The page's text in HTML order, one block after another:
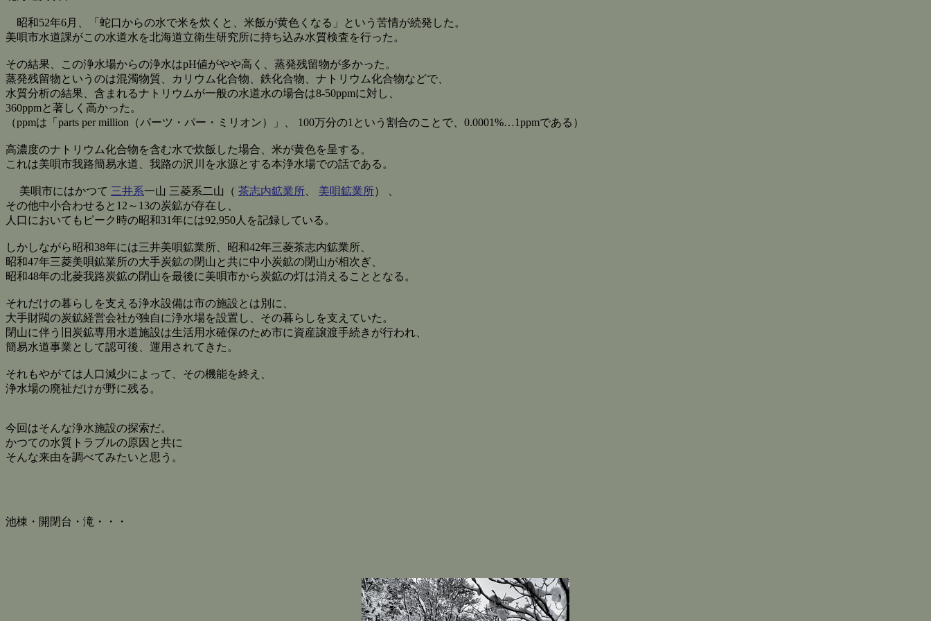
昭和52年6月、「蛇口からの水で米を炊くと、米飯が黄色くなる」という苦情が続発した。
美唄市水道課がこの水道水を北海道立衛生研究所に持ち込み水質検査を行った。
その結果、この浄水場からの浄水はpH値がやや高く、蒸発残留物が多かった。
蒸発残留物というのは混濁物質、カリウム化合物、鉄化合物、ナトリウム化合物などで、
水質分析の結果、含まれるナトリウムが一般の水道水の場合は8-50ppmに対し、
360ppmと著しく高かった。
（ppmは「parts per million（パーツ・パー・ミリオン）」、 100万分の1という割合のことで、0.0001%…1ppmである）
高濃度のナトリウム化合物を含む水で炊飯した場合、米が黄色を呈する。
これは美唄市我路簡易水道、我路の沢川を水源とする本浄水場での話である。
美唄市にはかつて 三井系一山 三菱系二山（ 茶志内鉱業所 美唄鉱業所） 、
その他中小合わせると12～13の炭鉱が存在し、
人口においてもピーク時の昭和31年には92,950人を記録している。
しかしながら昭和38年には三井美唄鉱業所、昭和42年三菱茶志内鉱業所、
昭和47年三菱美唄鉱業所の大手炭鉱の閉山と共に中小炭鉱の閉山が相次ぎ、
昭和48年の北菱我路炭鉱の閉山を最後に美唄市から炭鉱の灯は消えることとなる。
それだけの暮らしを支える浄水設備は市の施設とは別に、
大手財閥の炭鉱経営会社が独自に浄水場を設置し、その暮らしを支えていた。
閉山に伴う旧炭鉱専用水道施設は生活用水確保のため市に資産譲渡手続きが行われ、
簡易水道事業として認可後、運用されてきた。
それもやがては人口減少によって、その機能を終え、
浄水場の廃祉だけが野に残る。
今回はそんな浄水施設の探索だ。
かつての水質トラブルの原因と共に
そんな来由を調べてみたいと思う。
池棟・開閉台・滝・・・